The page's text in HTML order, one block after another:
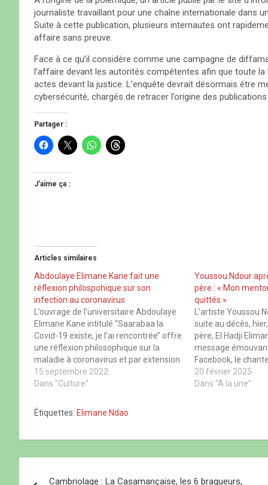
journaliste travaillant pour une chaîne internationale dans
Suite à cette publication, plusieurs internautes ont
affaire sans preuve.
Face à ce qu’il considère comme une campagne de
l’affaire devant les autorités compétentes afin que toute
actes devant la justice. L’enquête devrait désormais être
cybersécurité, chargés de retracer l’origine des
Partager :
C
l
u
e
z
r
t
a
e
s
u
r
F
a
c
e
b
o
o
k
(
o
e
n
n
C
l
r
a
e
r
s
u
r
X
(
o
u
v
r
e
d
a
n
n
e
u
e
C
l
e
s
u
r
W
h
a
t
s
A
p
p
(
e
n
n
C
l
e
s
u
r
T
h
r
e
a
d
s
d
s
o
J’aime ça :
Articles similaires
Abdoulaye Elimane Kane fait une
réflexion philospohique sur son
infection au coronavirus
L’ouvrage de l’universitaire Abdoulaye
Elimane Kane intitulé ‘’Saarabaa la
Covid-19 existe, je l’ai rencontrée’’ offre
une réflexion philosophique sur la
maladie à coronavirus et par extension
sur la vie et la mort, a-t-on appris,
mercredi, de son auteur. Le livre de 116
Harmattan…
15 septembre 2022
Dans "Culture"
Youssou Ndour
père : « Mon
quittés »
L’artiste Youssou
suite au décès,
père, El Hadji
message
Facebook, le
Groupe Futurs
hommage à celui
20 février 2025
Dans "A la une"
Étiquettes: Elimane Ndao
Cambriolage : La Casamançaise, les 6 braqueurs,